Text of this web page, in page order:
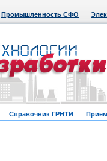
Промышленность СФО
Справочник ГРНТИ Прием